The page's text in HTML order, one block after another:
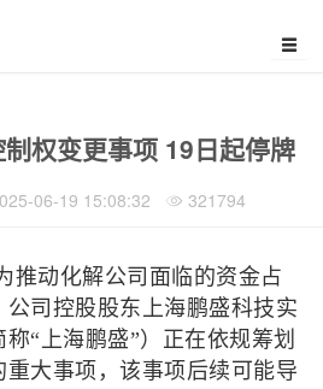
权变更事项 19日起停牌
06-19 15:08:32 321794
推动化解公司面临的资金占
司控股股东上海鹏盛科技实
“上海鹏盛”）正在依规筹划
大事项，该事项后续可能导